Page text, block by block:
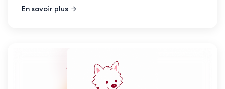
En savoir plus